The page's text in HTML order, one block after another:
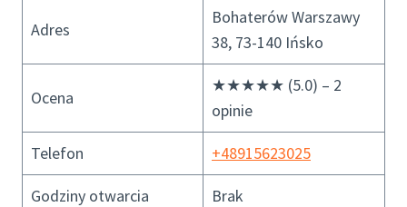
Adres
Bohaterów Warszawy
38, 73-140 Ińsko
Ocena
★★★★★ (5.0) – 2
opinie
Telefon +48915623025
Godziny otwarcia Brak